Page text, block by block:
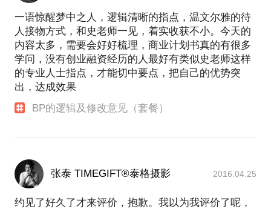
一语惊醒梦中之人，逻辑清晰的指点，温文尔雅的待
人接物方式，和史老师一见，着实收获不小。今天的
内容太多，需要会好好梳理，商业计划书真的有很多
学问，没有创业融资经历的人最好有类似史老师这样
的专业人士指点，才能切中要点，把自己的优势突
出，达成效果
BP的逻辑及修改意见（套餐）
张泰 TIMEGIFT®泰格摄影 2016.04.25
约见了好久了才来评价，抱歉。我以为我评价了呢，